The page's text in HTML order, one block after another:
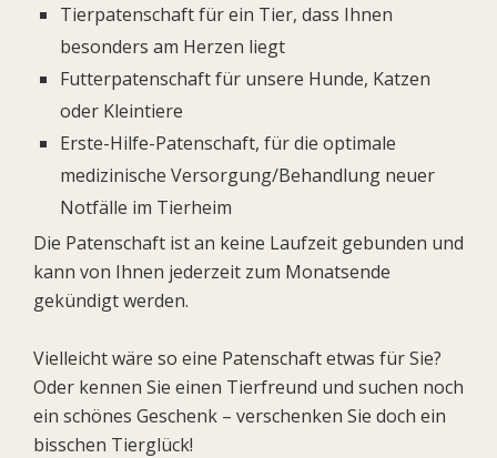
Tierpatenschaft für ein Tier, dass Ihnen
besonders am Herzen liegt
Futterpatenschaft für unsere Hunde, Katzen
oder Kleintiere
Erste-Hilfe-Patenschaft, für die optimale
medizinische Versorgung/Behandlung neuer
Notfälle im Tierheim
Die Patenschaft ist an keine Laufzeit gebunden und
kann von Ihnen jederzeit zum Monatsende
gekündigt werden.
Vielleicht wäre so eine Patenschaft etwas für Sie?
Oder kennen Sie einen Tierfreund und suchen noch
ein schönes Geschenk – verschenken Sie doch ein
bisschen Tierglück!